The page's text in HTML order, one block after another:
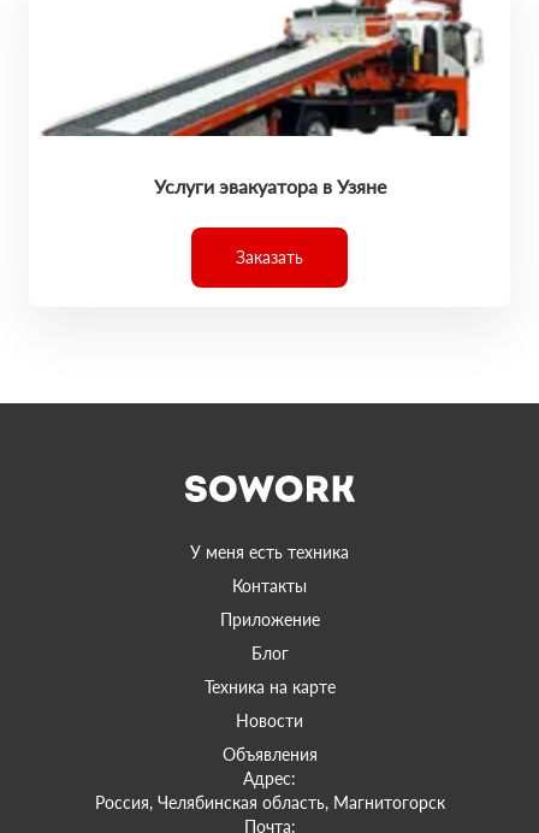
Услуги эвакуатора в Узяне
Заказать
У меня есть техника
Контакты
Приложение
Блог
Техника на карте
Новости
Объявления
Адрес:
Россия, Челябинская область, Магнитогорск
Почта: